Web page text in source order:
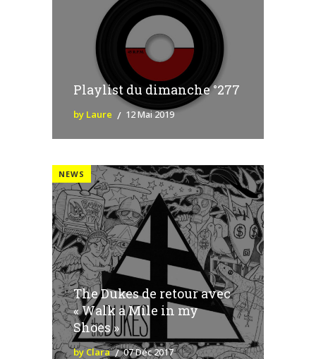
Playlist du dimanche °277
by Laure 12 Mai 2019
NEWS
The Dukes de retour avec
« Walk a Mile in my
Shoes »
by Clara 07 Déc 2017